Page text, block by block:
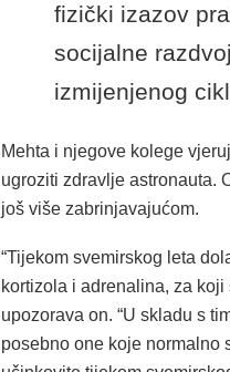
fizički izazov
socijalne
izmijenjenog
Mehta i njegove kolege
ugroziti zdravlje astronauta.
još više zabrinjavajućom.
“Tijekom svemirskog leta
kortizola i adrenalina, za
upozorava on. “U skladu s
posebno one koje normalno